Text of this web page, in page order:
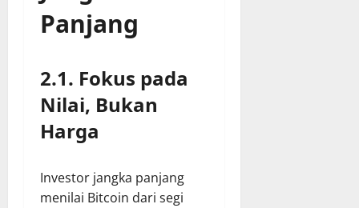
Panjang
2.1. Fokus pada
Nilai, Bukan
Harga
Investor jangka panjang
menilai Bitcoin dari segi